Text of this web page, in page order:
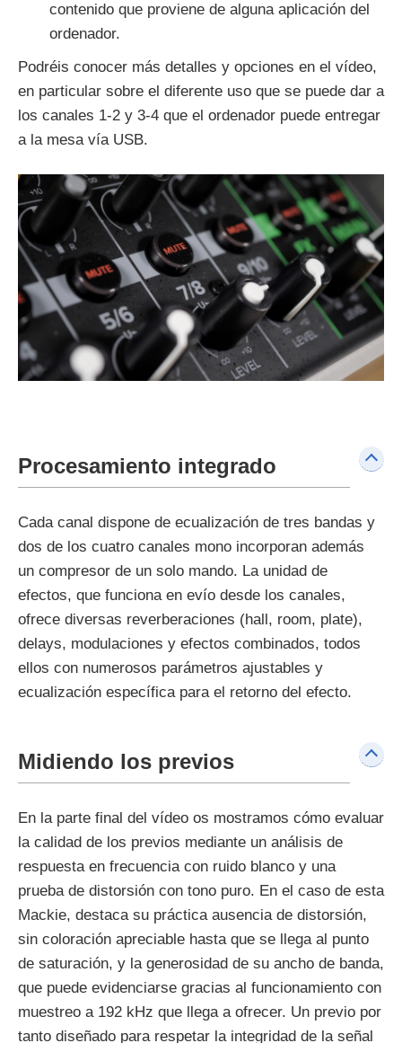
contenido que proviene de alguna aplicación del
ordenador.
Podréis conocer más detalles y opciones en el vídeo,
en particular sobre el diferente uso que se puede dar a
los canales 1-2 y 3-4 que el ordenador puede entregar
a la mesa vía USB.
Procesamiento integrado
Cada canal dispone de ecualización de tres bandas y
dos de los cuatro canales mono incorporan además
un compresor de un solo mando. La unidad de
efectos, que funciona en evío desde los canales,
ofrece diversas reverberaciones (hall, room, plate),
delays, modulaciones y efectos combinados, todos
ellos con numerosos parámetros ajustables y
ecualización específica para el retorno del efecto.
Midiendo los previos
En la parte final del vídeo os mostramos cómo evaluar
la calidad de los previos mediante un análisis de
respuesta en frecuencia con ruido blanco y una
prueba de distorsión con tono puro. En el caso de esta
Mackie, destaca su práctica ausencia de distorsión,
sin coloración apreciable hasta que se llega al punto
de saturación, y la generosidad de su ancho de banda,
que puede evidenciarse gracias al funcionamiento con
muestreo a 192 kHz que llega a ofrecer. Un previo por
tanto diseñado para respetar la integridad de la señal